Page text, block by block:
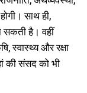
साथ ही,
सकती है। वहीं
स्वास्थ्य और रक्षा
की संसद को भी